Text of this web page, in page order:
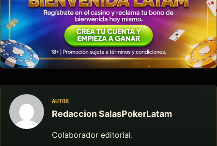
AUTOR
Redaccion SalasPokerLatam
Colaborador editorial.